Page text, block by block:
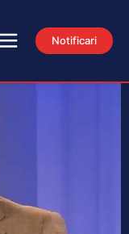
Notificari